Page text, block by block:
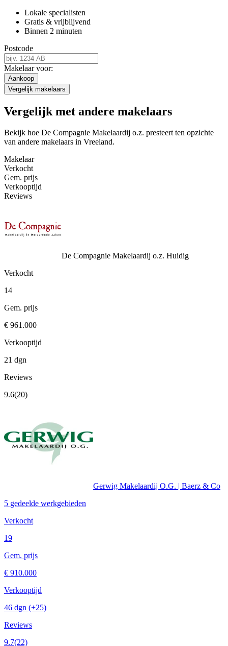
Lokale specialisten
Gratis & vrijblijvend
Binnen 2 minuten
Postcode
Makelaar voor:
Aankoop
Vergelijk makelaars
Vergelijk met andere makelaars
Bekijk hoe De Compagnie Makelaardij o.z. presteert ten opzichte
van andere makelaars in Vreeland.
Makelaar
Verkocht
Gem. prijs
Verkooptijd
Reviews
De Compagnie Makelaardij o.z. Huidig
Verkocht
14
Gem. prijs
€ 961.000
Verkooptijd
21 dgn
Reviews
9.6(20)
Gerwig Makelaardij O.G. | Baerz & Co
5 gedeelde werkgebieden
Verkocht
19
Gem. prijs
€ 910.000
Verkooptijd
46 dgn (+25)
Reviews
9.7(22)